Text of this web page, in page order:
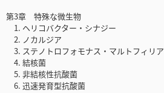
第3章 特殊な微生物
1. ヘリコバクター・シナジー
2. ノカルジア
3. ステノトロフォモナス・マルトフィリア
4. 結核菌
5. 非結核性抗酸菌
6. 迅速発育型抗酸菌